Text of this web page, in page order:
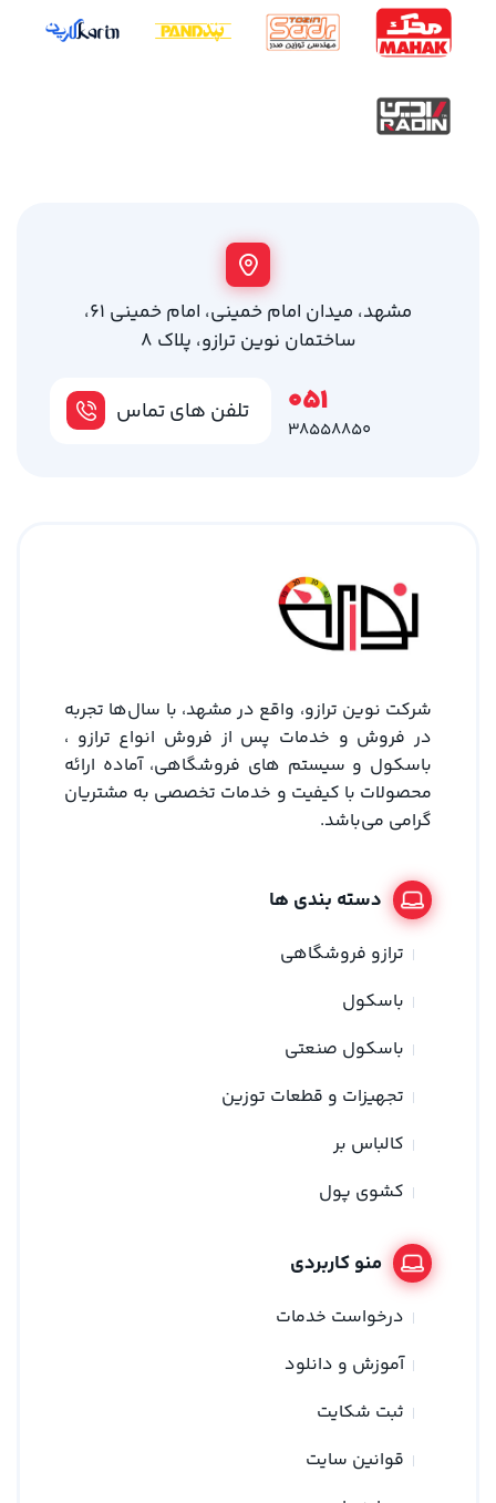
مشهد، میدان امام خمینی، امام خمینی 61،
ساختمان نوین ترازو، پلاک 8
تلفن های تماس 051
38558850
شرکت نوین ترازو، واقع در مشهد، با سال‌ها تجربه
در فروش و خدمات پس از فروش انواع ترازو ،
باسکول و سیستم های فروشگاهی، آماده ارائه
محصولات با کیفیت و خدمات تخصصی به مشتریان
گرامی می‌باشد.
دسته بندی ها
ترازو فروشگاهی
باسکول
باسکول صنعتی
تجهیزات و قطعات توزین
کالباس بر
کشوی پول
منو کاربردی
درخواست خدمات
آموزش و دانلود
ثبت شکایت
قوانین سایت